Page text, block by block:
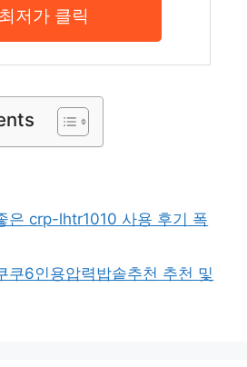
최저가 클릭
은 crp-lhtr1010 사용 후기 폭
쿠6인용압력밥솥추천 추천 및